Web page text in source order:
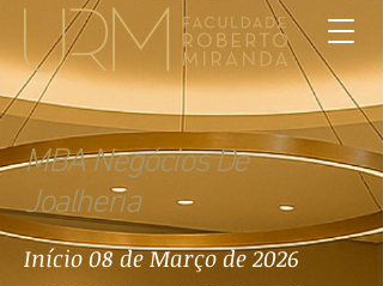
MBA Negócios De
Joalheria
Início 08 de Março de 2026